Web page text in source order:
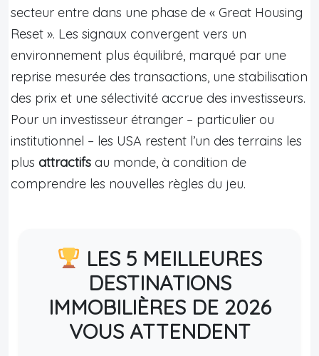
secteur entre dans une phase de « Great Housing
Reset ». Les signaux convergent vers un
environnement plus équilibré, marqué par une
reprise mesurée des transactions, une stabilisation
des prix et une sélectivité accrue des investisseurs.
Pour un investisseur étranger – particulier ou
institutionnel – les USA restent l’un des terrains les
plus attractifs au monde, à condition de
comprendre les nouvelles règles du jeu.
LES 5 MEILLEURES
DESTINATIONS
IMMOBILIÈRES DE 2026
VOUS ATTENDENT